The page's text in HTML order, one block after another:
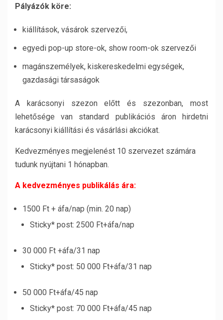
Pályázók köre:
kiállítások, vásárok szervezői,
egyedi pop-up store-ok, show room-ok szervezői
magánszemélyek, kiskereskedelmi egységek,
gazdasági társaságok
A karácsonyi szezon előtt és szezonban, most
lehetősége van standard publikációs áron hirdetni
karácsonyi kiállítási és vásárlási akciókat.
Kedvezményes megjelenést 10 szervezet számára
tudunk nyújtani 1 hónapban.
A kedvezményes publikálás ára:
1500 Ft + áfa/nap (min. 20 nap)
Sticky* post: 2500 Ft+áfa/nap
30 000 Ft +áfa/31 nap
Sticky* post: 50 000 Ft+áfa/31 nap
50 000 Ft+áfa/45 nap
Sticky* post: 70 000 Ft+áfa/45 nap